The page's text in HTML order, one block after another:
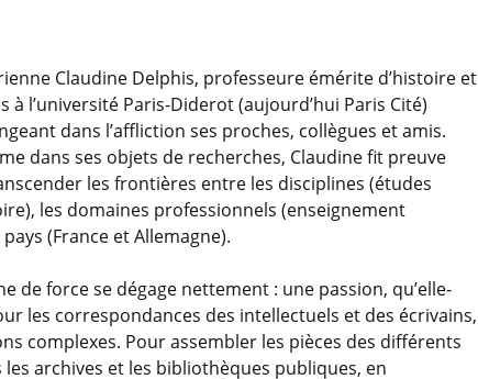
Claudine Delphis, professeure émérite d’histoire et
l’université Paris-Diderot (aujourd’hui Paris Cité)
dans l’affliction ses proches, collègues et amis.
dans ses objets de recherches, Claudine fit preuve
les frontières entre les disciplines (études
les domaines professionnels (enseignement
(France et Allemagne).
de force se dégage nettement : une passion, qu’elle-
les correspondances des intellectuels et des écrivains,
complexes. Pour assembler les pièces des différents
archives et les bibliothèques publiques, en